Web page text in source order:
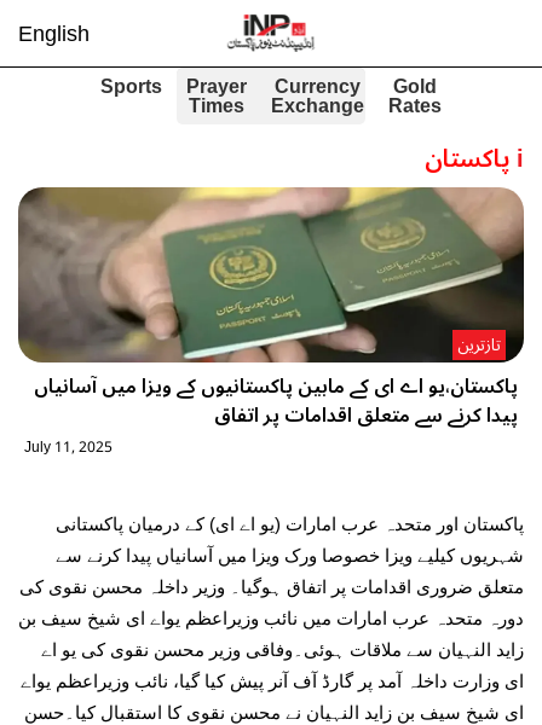
English
Gold
Rates
Currency
Exchange
Prayer
Times
Sports
iپاکستان
پاکستان،یو اے ای کے مابین پاکستانیوں کے ویزا میں آسانیاں
پیدا کرنے سے متعلق اقدامات پر اتفاق
تازترین
July 11, 2025
پاکستان اور متحدہ عرب امارات (یو اے ای) کے درمیان پاکستانی
شہریوں کیلیے ویزا خصوصا ورک ویزا میں آسانیاں پیدا کرنے سے
متعلق ضروری اقدامات پر اتفاق ہوگیا۔ وزیر داخلہ محسن نقوی کی
دورہ متحدہ عرب امارات میں نائب وزیراعظم یواے ای شیخ سیف بن
زاید النہیان سے ملاقات ہوئی۔وفاقی وزیر محسن نقوی کی یو اے
ای وزارت داخلہ آمد پر گارڈ آف آنر پیش کیا گیا، نائب وزیراعظم یواے
ای شیخ سیف بن زاید النہیان نے محسن نقوی کا استقبال کیا۔حسن